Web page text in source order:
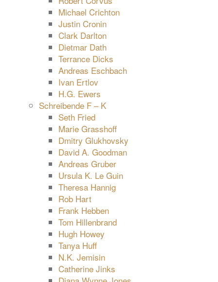
Michael Crichton
Justin Cronin
Clark Darlton
Dietmar Dath
Terrance Dicks
Andreas Eschbach
Ivan Ertlov
H.G. Ewers
Schreibende F – K
Seth Fried
Marie Grasshoff
Dmitry Glukhovsky
David A. Goodman
Andreas Gruber
Ursula K. Le Guin
Theresa Hannig
Rob Hart
Frank Hebben
Tom Hillenbrand
Hugh Howey
Tanya Huff
N.K. Jemisin
Catherine Jinks